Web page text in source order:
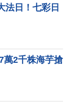
法日！七彩日
萬2千株海芋搶